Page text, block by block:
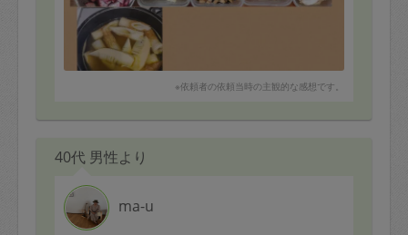
※依頼者の依頼当時の主観的な感想です。
40代 男性より
ma-u